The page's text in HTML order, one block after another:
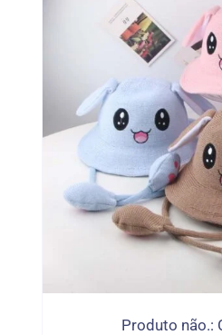
Produto não.: